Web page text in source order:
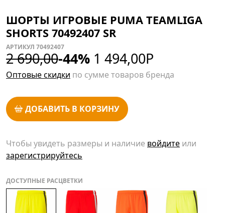
ШОРТЫ ИГРОВЫЕ PUMA TEAMLIGA
SHORTS 70492407 SR
АРТИКУЛ 70492407
2 690,00-44% 1 494,00Р
Оптовые скидки по сумме товаров бренда
ДОБАВИТЬ В КОРЗИНУ
Чтобы увидеть размеры и наличие войдите или
зарегистрируйтесь
ДОСТУПНЫЕ РАСЦВЕТКИ